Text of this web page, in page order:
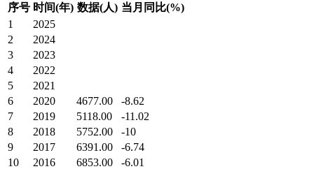
序号 时间(年) 数据(人) 当月同比(%)
1
2025
2
2024
3
2023
4
2022
5
2021
6
2020 4677.00
-8.62
7
2019 5118.00
-11.02
8
2018 5752.00
-10
9
2017 6391.00
-6.74
10
2016 6853.00
-6.01